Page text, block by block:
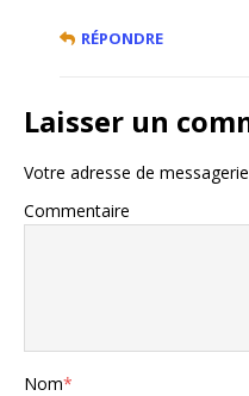
RÉPONDRE
Laisser un
Votre adresse de
Commentaire
Nom*